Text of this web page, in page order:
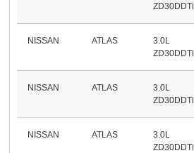
ZD30DDTi
NISSAN ATLAS
3.0L
ZD30DDTi
NISSAN ATLAS
3.0L
ZD30DDTi
NISSAN ATLAS
3.0L
ZD30DDTi